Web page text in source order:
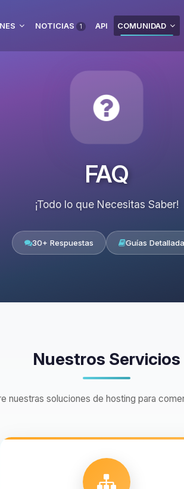
NOTICIAS 1 API COMUNIDAD
FAQ
¡Todo lo que Necesitas Saber!
30+ Respuestas Guías
Nuestros Servicios
nuestras soluciones de hosting para